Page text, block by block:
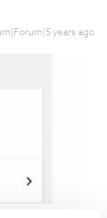
years ago